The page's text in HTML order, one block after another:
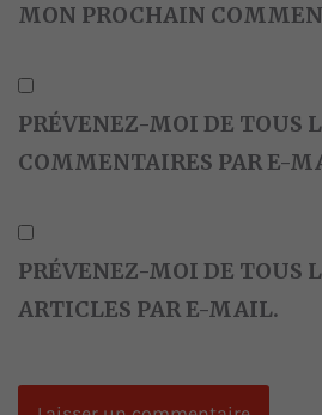
MON PROCHAIN
PRÉVENEZ-MOI DE TOUS
COMMENTAIRES PAR E-
PRÉVENEZ-MOI DE TOUS
ARTICLES PAR E-MAIL.